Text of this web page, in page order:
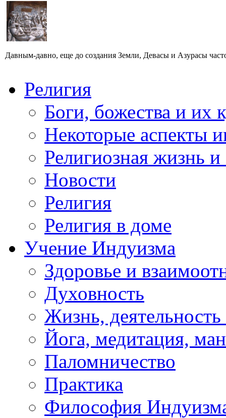
Давным-давно, еще до создания Земли, Девасы и Азурасы
Религия
Боги, божества и их
Некоторые аспекты
Религиозная жизнь
Новости
Религия
Религия в доме
Учение Индуизма
Здоровье и
Духовность
Жизнь, деятельность
Йога, медитация,
Паломничество
Практика
Философия